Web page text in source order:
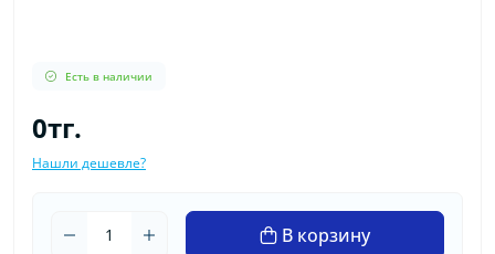
Есть в наличии
0тг.
Нашли дешевле?
В корзину